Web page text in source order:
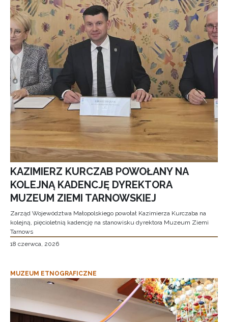
KAZIMIERZ KURCZAB POWOŁANY NA
KOLEJNĄ KADENCJĘ DYREKTORA
MUZEUM ZIEMI TARNOWSKIEJ
Zarząd Województwa Małopolskiego powołał Kazimierza Kurczaba na
kolejną, pięcioletnią kadencję na stanowisku dyrektora Muzeum Ziemi
Tarnows
18 czerwca, 2026
MUZEUM ETNOGRAFICZNE